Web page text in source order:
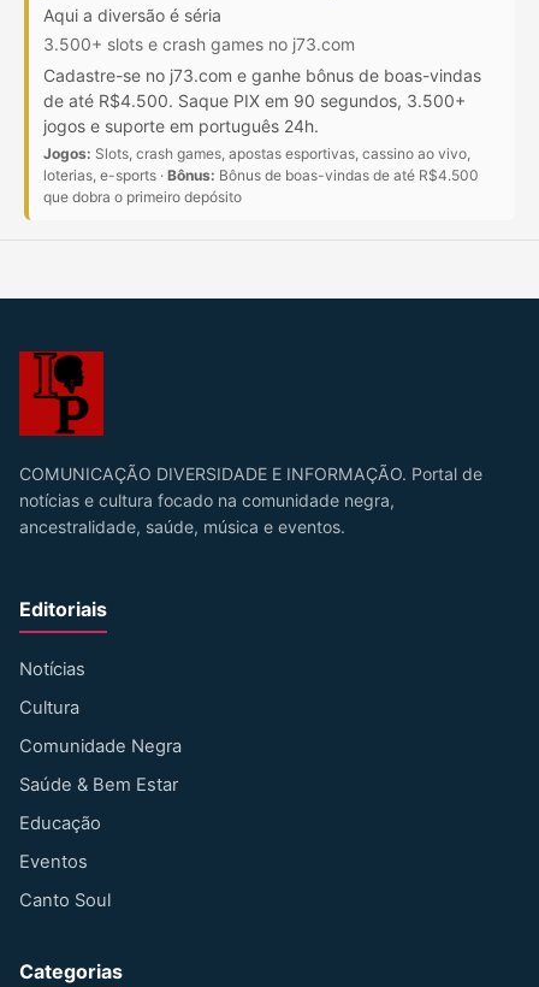
Aqui a diversão é séria
3.500+ slots e crash games no j73.com
Cadastre-se no j73.com e ganhe bônus de boas-vindas
de até R$4.500. Saque PIX em 90 segundos, 3.500+
jogos e suporte em português 24h.
Jogos: Slots, crash games, apostas esportivas, cassino ao vivo,
loterias, e-sports · Bônus: Bônus de boas-vindas de até R$4.500
que dobra o primeiro depósito
COMUNICAÇÃO DIVERSIDADE E INFORMAÇÃO. Portal de
notícias e cultura focado na comunidade negra,
ancestralidade, saúde, música e eventos.
Editoriais
Notícias
Cultura
Comunidade Negra
Saúde & Bem Estar
Educação
Eventos
Canto Soul
Categorias